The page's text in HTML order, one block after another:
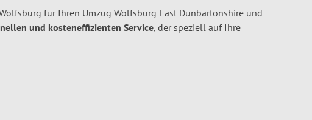
für Ihren Umzug Wolfsburg East Dunbartonshire und
und kosteneffizienten Service, der speziell auf Ihre